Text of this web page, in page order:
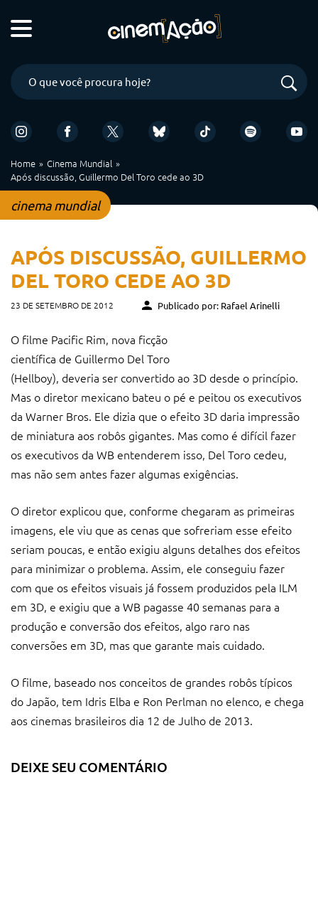
Home
Cinema Mundial
Após discussão, Guillermo Del Toro cede ao 3D
cinema mundial
APÓS DISCUSSÃO, GUILLERMO
DEL TORO CEDE AO 3D
23 DE SETEMBRO DE 2012 Publicado por: Rafael Arinelli
O filme Pacific Rim, nova ficção
científica de Guillermo Del Toro
(Hellboy), deveria ser convertido ao 3D desde o princípio.
Mas o diretor mexicano bateu o pé e peitou os executivos
da Warner Bros. Ele dizia que o efeito 3D daria impressão
de miniatura aos robôs gigantes. Mas como é difícil fazer
os executivos da WB entenderem isso, Del Toro cedeu,
mas não sem antes fazer algumas exigências.
O diretor explicou que, conforme chegaram as primeiras
imagens, ele viu que as cenas que sofreriam esse efeito
seriam poucas, e então exigiu alguns detalhes dos efeitos
para minimizar o problema. Assim, ele conseguiu fazer
com que os efeitos visuais já fossem produzidos pela ILM
em 3D, e exigiu que a WB pagasse 40 semanas para a
produção e conversão dos efeitos, algo raro nas
conversões em 3D, mas que garante mais cuidado.
O filme, baseado nos conceitos de grandes robôs típicos
do Japão, tem Idris Elba e Ron Perlman no elenco, e chega
aos cinemas brasileiros dia 12 de Julho de 2013.
DEIXE SEU COMENTÁRIO